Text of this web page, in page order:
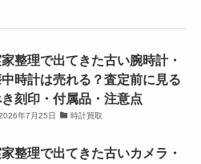
整理で出てきた古い腕時計・
時計は売れる？査定前に見る
刻印・付属品・注意点
年7月25日 時計買取
整理で出てきた古いカメラ・